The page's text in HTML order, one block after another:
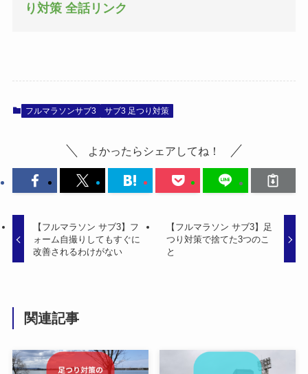
り対策 全話リンク
フルマラソンサブ3 サブ3 足つり対策
よかったらシェアしてね！
【フルマラソン サブ3】フ
ォーム自撮りしてもすぐに
改善されるわけがない
【フルマラソン サブ3】足
つり対策で捨てた3つのこ
と
関連記事